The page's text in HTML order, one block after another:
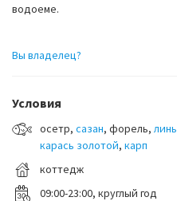
водоеме.
Вы владелец?
Условия
осетр, сазан, форель, линь
карась золотой, карп
коттедж
09:00-23:00, круглый год